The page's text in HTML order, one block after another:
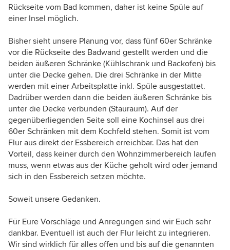
Rückseite vom Bad kommen, daher ist keine Spüle auf
einer Insel möglich.
Bisher sieht unsere Planung vor, dass fünf 60er Schränke
vor die Rückseite des Badwand gestellt werden und die
beiden äußeren Schränke (Kühlschrank und Backofen) bis
unter die Decke gehen. Die drei Schränke in der Mitte
werden mit einer Arbeitsplatte inkl. Spüle ausgestattet.
Dadrüber werden dann die beiden äußeren Schränke bis
unter die Decke verbunden (Stauraum). Auf der
gegenüberliegenden Seite soll eine Kochinsel aus drei
60er Schränken mit dem Kochfeld stehen. Somit ist vom
Flur aus direkt der Essbereich erreichbar. Das hat den
Vorteil, dass keiner durch den Wohnzimmerbereich laufen
muss, wenn etwas aus der Küche geholt wird oder jemand
sich in den Essbereich setzen möchte.
Soweit unsere Gedanken.
Für Eure Vorschläge und Anregungen sind wir Euch sehr
dankbar. Eventuell ist auch der Flur leicht zu integrieren.
Wir sind wirklich für alles offen und bis auf die genannten